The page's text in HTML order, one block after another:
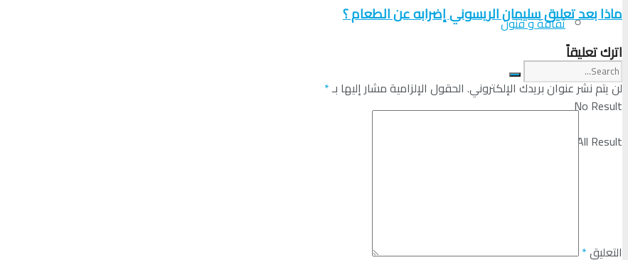
ثقافة و فنون
No Result
View All Result
ماذا بعد تعليق سليمان الريسوني إضرابه عن الطعام ؟
اترك تعليقاً
لن يتم نشر عنوان بريدك الإلكتروني. الحقول الإلزامية مشار إليها بـ*
التعليق*